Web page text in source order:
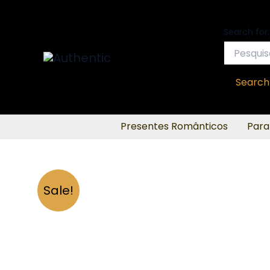
Search for:
Presentes Românticos
Sale!